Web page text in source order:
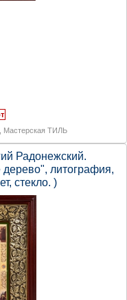
Мастерская ТИЛЬ
Радонежский.
дерево", литография,
стекло. )